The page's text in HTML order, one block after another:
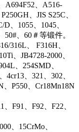
A694F52、A516-
、JIS S25C、
、1055、1045、
50#、60＃等锻件。
316L、 F316H、
、JB4728-2000、
、254SMD、
4cr13、321、302、
、P550、Cr18Mn18N
F91、F92、F22、
、15CrMo、